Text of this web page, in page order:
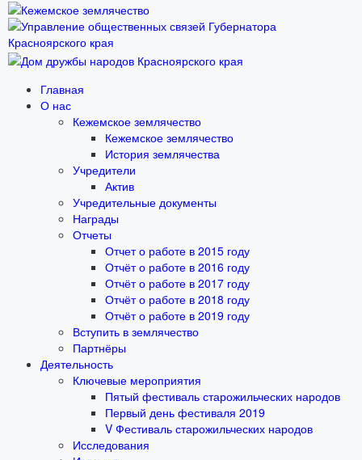
Главная
О нас
Кежемское землячество
Кежемское землячество
История землячества
Учредители
Актив
Учредительные документы
Награды
Отчеты
Отчет о работе в 2015 году
Отчёт о работе в 2016 году
Отчёт о работе в 2017 году
Отчёт о работе в 2018 году
Отчёт о работе в 2019 году
Вступить в землячество
Партнёры
Деятельность
Ключевые мероприятия
Пятый фестиваль старожильческих народов
Первый день фестиваля 2019
V Фестиваль старожильческих народов
Исследования